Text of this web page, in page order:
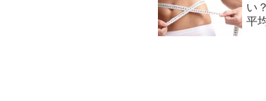
い
平